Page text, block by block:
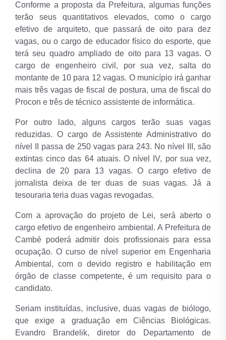
Conforme a proposta da Prefeitura, algumas funções
terão seus quantitativos elevados, como o cargo
efetivo de arquiteto, que passará de oito para dez
vagas, ou o cargo de educador físico do esporte, que
terá seu quadro ampliado de oito para 13 vagas. O
cargo de engenheiro civil, por sua vez, salta do
montante de 10 para 12 vagas. O município irá ganhar
mais três vagas de fiscal de postura, uma de fiscal do
Procon e três de técnico assistente de informática.
Por outro lado, alguns cargos terão suas vagas
reduzidas. O cargo de Assistente Administrativo do
nível II passa de 250 vagas para 243. No nível III, são
extintas cinco das 64 atuais. O nível IV, por sua vez,
declina de 20 para 13 vagas. O cargo efetivo de
jornalista deixa de ter duas de suas vagas. Já a
tesouraria teria duas vagas revogadas.
Com a aprovação do projeto de Lei, será aberto o
cargo efetivo de engenheiro ambiental. A Prefeitura de
Cambé poderá admitir dois profissionais para essa
ocupação. O curso de nível superior em Engenharia
Ambiental, com o devido registro e habilitação em
órgão de classe competente, é um requisito para o
candidato.
Seriam instituídas, inclusive, duas vagas de biólogo,
que exige a graduação em Ciências Biológicas.
Evandro Brandelik, diretor do Departamento de